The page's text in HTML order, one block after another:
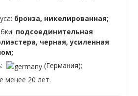
бронза, никелированная;
подсоединительная
черная, усиленная
(Германия);
менее 20 лет.